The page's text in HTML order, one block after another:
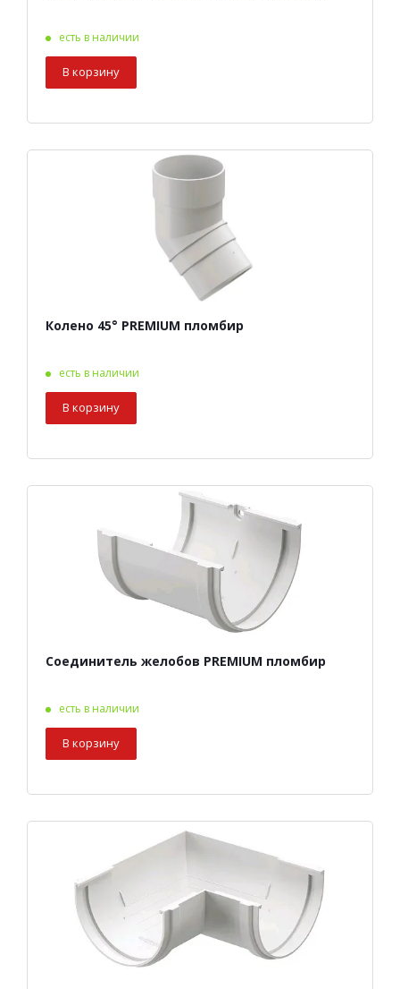
есть в наличии
В корзину
Колено 45° PREMIUM пломбир
есть в наличии
В корзину
Соединитель желобов PREMIUM пломбир
есть в наличии
В корзину